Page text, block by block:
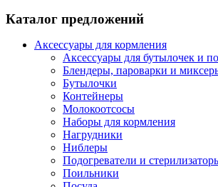
Каталог предложений
Аксессуары для кормления
Аксессуары для бутылочек и
Блендеры, пароварки и
Бутылочки
Контейнеры
Молокоотсосы
Наборы для кормления
Нагрудники
Ниблеры
Подогреватели и
Поильники